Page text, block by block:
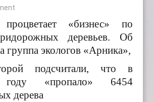
«бизнес» по
деревьев. Об
группа экологов «Арника»,
подсчитали, что в
«пропало» 6454
дерева